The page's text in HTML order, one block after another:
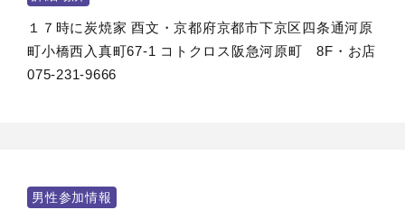
１７時に炭焼家 酉文・京都府京都市下京区四条通河原
町小橋西入真町67‐1 コトクロス阪急河原町 8F・お店
075-231-9666
男性参加情報